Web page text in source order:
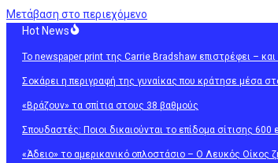
Μετάβαση στο περιεχόμενο
Hot News
Το newspaper print της Carrie Bradshaw επιστρέφει –
Σοκάρει η περιγραφή της γυναίκας που κράτησε μέσα
«Βράζουν» τα σπίτια στους 38 βαθμούς
Σπουδαστές: Ποιοι δικαιούνται το επίδομα σίτισης 600
«Άδειο» το αμερικανικό οπλοστάσιο – Ο Λευκός Οίκος